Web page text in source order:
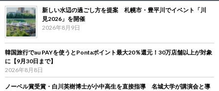
新しい水辺の過ごし方を提案 札幌市・豊平川でイベント「川
見2026」を開催
2026年8月9日
韓国旅行でau PAYを使うとPontaポイント最大20％還元！30万店舗以上が対象
に【9月30日まで】
2026年8月8日
ノーベル賞受賞・白川英樹博士が小中高生を直接指導 名城大学が講演会と導